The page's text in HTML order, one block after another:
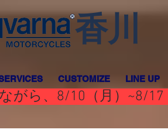
香川
CUSTOMIZE LINE UP
がら、8/10（月）~8/